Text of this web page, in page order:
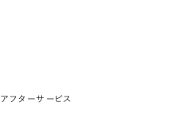
アフターサービス